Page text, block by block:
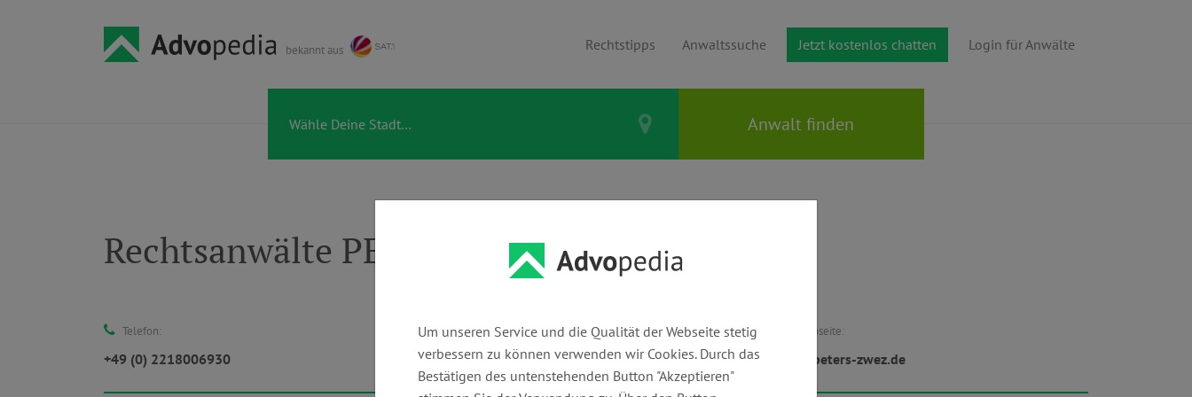
bekannt aus Rechtstipps Anwaltssuche Jetzt kostenlos chatten Login für Anwälte
Rechtsanwälte PETERS & ZWEZ
Telefon:
+49 (0) 2218006930
E-Mail:
info@peters-zwez.de
Webseite:
www.peters-zwez.de
Um unseren Service und die Qualität der Webseite stetig
verbessern zu können verwenden wir Cookies. Durch das
Bestätigen des untenstehenden Button "Akzeptieren"